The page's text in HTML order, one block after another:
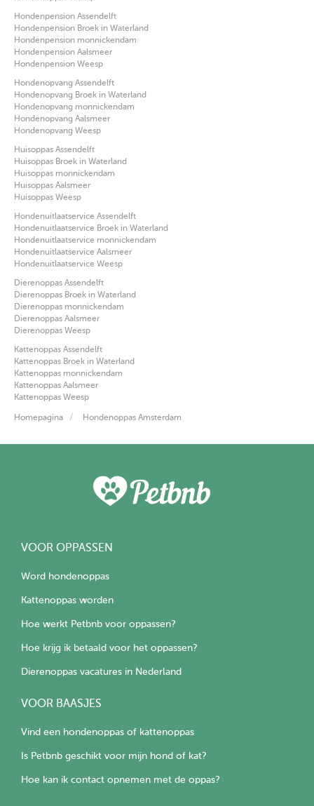
Hondenpension Assendelft
Hondenpension Broek in Waterland
Hondenpension monnickendam
Hondenpension Aalsmeer
Hondenpension Weesp
Hondenopvang Assendelft
Hondenopvang Broek in Waterland
Hondenopvang monnickendam
Hondenopvang Aalsmeer
Hondenopvang Weesp
Huisoppas Assendelft
Huisoppas Broek in Waterland
Huisoppas monnickendam
Huisoppas Aalsmeer
Huisoppas Weesp
Hondenuitlaatservice Assendelft
Hondenuitlaatservice Broek in Waterland
Hondenuitlaatservice monnickendam
Hondenuitlaatservice Aalsmeer
Hondenuitlaatservice Weesp
Dierenoppas Assendelft
Dierenoppas Broek in Waterland
Dierenoppas monnickendam
Dierenoppas Aalsmeer
Dierenoppas Weesp
Kattenoppas Assendelft
Kattenoppas Broek in Waterland
Kattenoppas monnickendam
Kattenoppas Aalsmeer
Kattenoppas Weesp
Homepagina Hondenoppas Amsterdam
VOOR OPPASSEN
Word hondenoppas
Kattenoppas worden
Hoe werkt Petbnb voor oppassen?
Hoe krijg ik betaald voor het oppassen?
Dierenoppas vacatures in Nederland
VOOR BAASJES
Vind een hondenoppas of kattenoppas
Is Petbnb geschikt voor mijn hond of kat?
Hoe kan ik contact opnemen met de oppas?